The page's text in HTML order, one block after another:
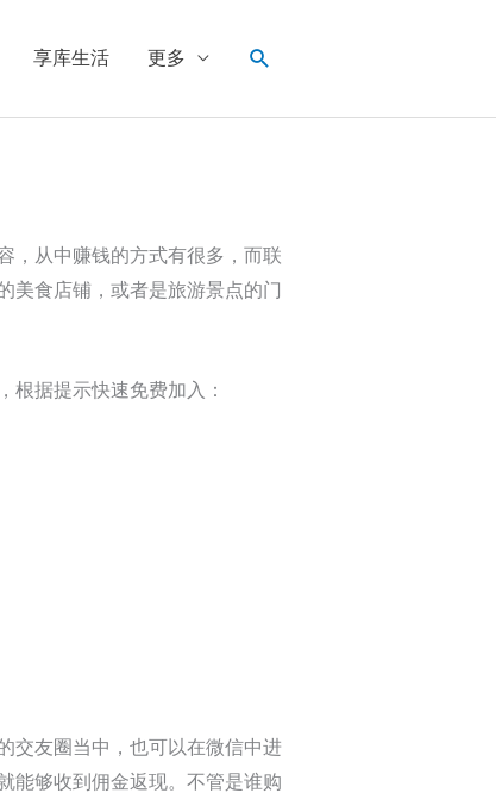
享库生活 更多
搜
，从中赚钱的方式有很多，而联
美食店铺，或者是旅游景点的门
根据提示快速免费加入：
交友圈当中，也可以在微信中进
能够收到佣金返现。不管是谁购